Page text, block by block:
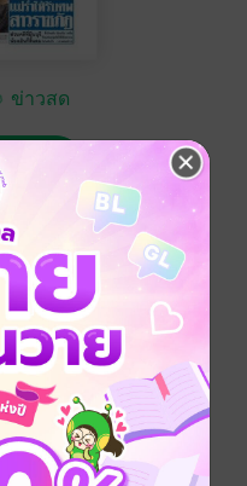
ข่าวสด
Rating
ติดตาม
นายน พ.ศ.2561